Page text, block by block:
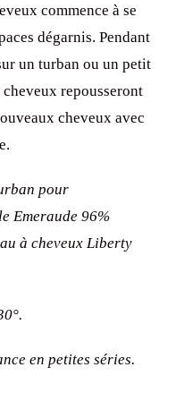
commence à se
dégarnis. Pendant
un turban ou un petit
repousseront
cheveux avec
pour
Emeraude 96%
à cheveux Liberty
en petites séries.